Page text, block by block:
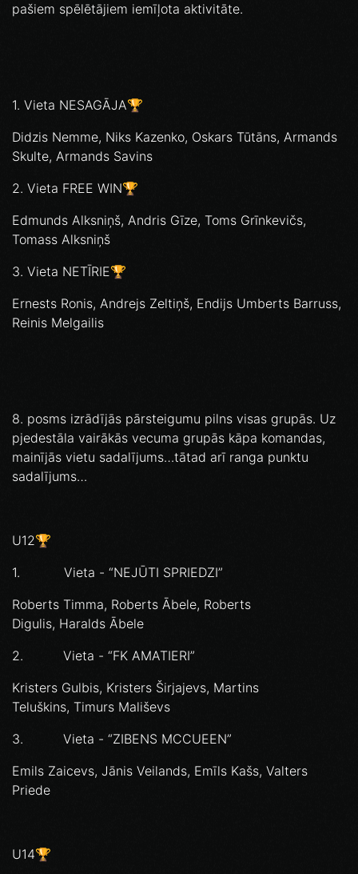
pašiem spēlētājiem iemīļota aktivitāte.
1. Vieta NESAGĀJA🏆
Didzis Nemme, Niks Kazenko, Oskars Tūtāns, Armands
Skulte, Armands Savins
2. Vieta FREE WIN🏆
Edmunds Alksniņš, Andris Gīze, Toms Grīnkevičs,
Tomass Alksniņš
3. Vieta NETĪRIE🏆
Ernests Ronis, Andrejs Zeltiņš, Endijs Umberts Barruss,
Reinis Melgailis
8. posms izrādījās pārsteigumu pilns visas grupās. Uz
pjedestāla vairākās vecuma grupās kāpa komandas,
mainījās vietu sadalījums…tātad arī ranga punktu
sadalījums…
U12🏆
1. Vieta - “NEJŪTI SPRIEDZI”
Roberts Timma, Roberts Ābele, Roberts
Digulis, Haralds Ābele
2. Vieta - “FK AMATIERI”
Kristers Gulbis, Kristers Širjajevs, Martins
Teluškins, Timurs Mališevs
3. Vieta - “ZIBENS MCCUEEN”
Emils Zaicevs, Jānis Veilands, Emīls Kašs, Valters
Priede
U14🏆